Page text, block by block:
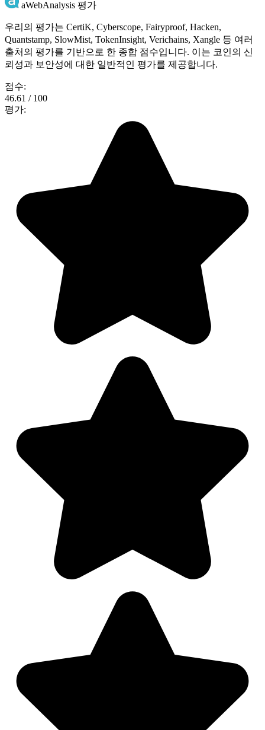
aWebAnalysis 평가
우리의 평가는 CertiK, Cyberscope, Fairyproof, Hacken,
Quantstamp, SlowMist, TokenInsight, Verichains, Xangle 등 여러
출처의 평가를 기반으로 한 종합 점수입니다. 이는 코인의 신
뢰성과 보안성에 대한 일반적인 평가를 제공합니다.
점수:
46.61 / 100
평가: